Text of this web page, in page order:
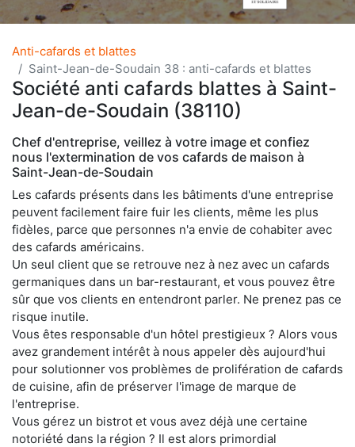
Anti-cafards et blattes
Saint-Jean-de-Soudain 38 : anti-cafards et blattes
Société anti cafards blattes à Saint-
Jean-de-Soudain (38110)
Chef d'entreprise, veillez à votre image et confiez
nous l'extermination de vos cafards de maison à
Saint-Jean-de-Soudain
Les cafards présents dans les bâtiments d'une entreprise
peuvent facilement faire fuir les clients, même les plus
fidèles, parce que personnes n'a envie de cohabiter avec
des cafards américains.
Un seul client que se retrouve nez à nez avec un cafards
germaniques dans un bar-restaurant, et vous pouvez être
sûr que vos clients en entendront parler. Ne prenez pas ce
risque inutile.
Vous êtes responsable d'un hôtel prestigieux ? Alors vous
avez grandement intérêt à nous appeler dès aujourd'hui
pour solutionner vos problèmes de prolifération de cafards
de cuisine, afin de préserver l'image de marque de
l'entreprise.
Vous gérez un bistrot et vous avez déjà une certaine
notoriété dans la région ? Il est alors primordial